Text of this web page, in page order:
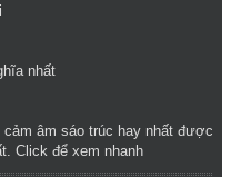
nhất
cảm âm sáo trúc hay nhất được
Click để xem nhanh